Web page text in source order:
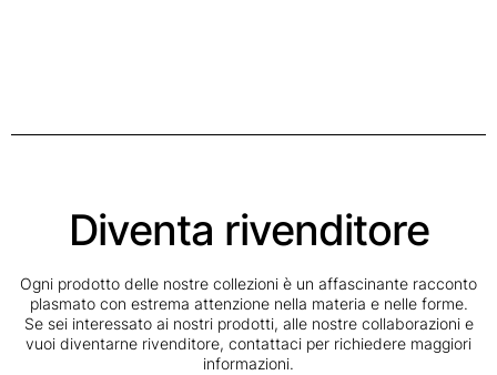
Diventa rivenditore
Ogni prodotto delle nostre collezioni è un affascinante racconto
plasmato con estrema attenzione nella materia e nelle forme.
Se sei interessato ai nostri prodotti, alle nostre collaborazioni e
vuoi diventarne rivenditore, contattaci per richiedere maggiori
informazioni.